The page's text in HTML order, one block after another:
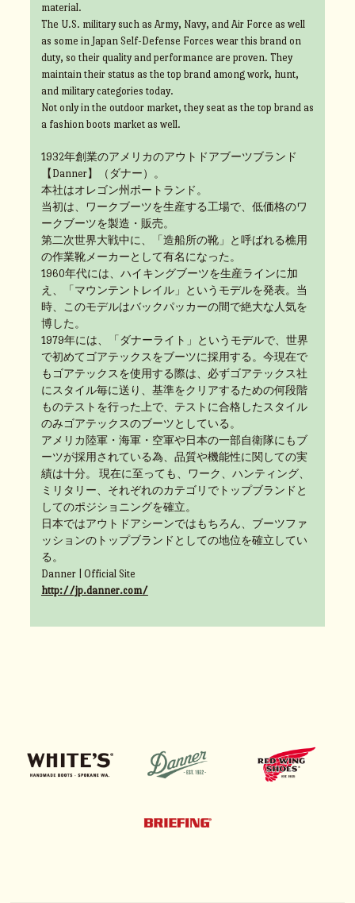
material.
The U.S. military such as Army, Navy, and Air Force as well
as some in Japan Self-Defense Forces wear this brand on
duty, so their quality and performance are proven. They
maintain their status as the top brand among work, hunt,
and military categories today.
Not only in the outdoor market, they seat as the top brand as
a fashion boots market as well.
1932年創業のアメリカのアウトドアブーツブランド
【Danner】（ダナー）。
本社はオレゴン州ポートランド。
当初は、ワークブーツを生産する工場で、低価格のワ
ークブーツを製造・販売。
第二次世界大戦中に、「造船所の靴」と呼ばれる樵用
の作業靴メーカーとして有名になった。
1960年代には、ハイキングブーツを生産ラインに加
え、「マウンテントレイル」というモデルを発表。当
時、このモデルはバックパッカーの間で絶大な人気を
博した。
1979年には、「ダナーライト」というモデルで、世界
で初めてゴアテックスをブーツに採用する。今現在で
もゴアテックスを使用する際は、必ずゴアテックス社
にスタイル毎に送り、基準をクリアするための何段階
ものテストを行った上で、テストに合格したスタイル
のみゴアテックスのブーツとしている。
アメリカ陸軍・海軍・空軍や日本の一部自衛隊にもブ
ーツが採用されている為、品質や機能性に関しての実
績は十分。 現在に至っても、ワーク、ハンティング、
ミリタリー、それぞれのカテゴリでトップブランドと
してのポジショニングを確立。
日本ではアウトドアシーンではもちろん、ブーツファ
ッションのトップブランドとしての地位を確立してい
る。
Danner | Official Site
http://jp.danner.com/